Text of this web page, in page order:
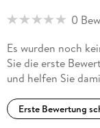
0
Es wurden noch
Sie die erste
und helfen Sie
Erste Bewertung